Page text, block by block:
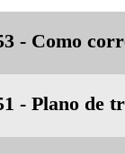
- Como
- Plano de